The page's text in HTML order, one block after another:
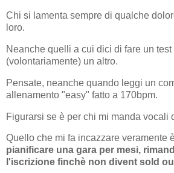
Chi si lamenta sempre di qualche
loro.
Neanche quelli a cui dici di fare un test
(volontariamente) un altro.
Pensate, neanche quando leggi un
allenamento "easy" fatto a 170bpm.
Figurarsi se è per chi mi manda vocali
Quello che mi fa incazzare veramente
pianificare una gara per mesi,
l'iscrizione finchè non divent sold